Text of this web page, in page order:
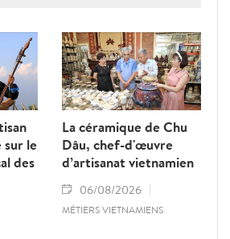
lignes de la
du partenariat de l’OMS
sur le
des
La céramique de Chu
Dâu, chef-d'œuvre
d’artisanat vietnamien
06/08/2026
MÉTIERS VIETNAMIENS